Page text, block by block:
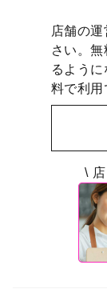
店舗の
さい。
るように
料で利用
\